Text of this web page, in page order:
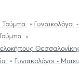
Τούμπα
Γυναικολόγοι
Γυναικολόγοι -